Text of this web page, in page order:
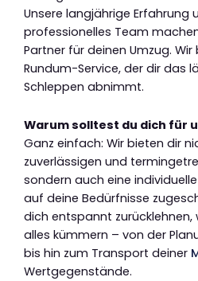
Unsere langjährige Erfahrung
professionelles Team
Partner für deinen Umzug.
Rundum-Service, der dir das
Schleppen abnimmt.
Warum solltest du dich für
Ganz einfach: Wir bieten dir
zuverlässigen und
sondern auch eine
auf deine Bedürfnisse
dich entspannt zurücklehnen,
alles kümmern – von der
bis hin zum Transport deiner
Wertgegenstände.